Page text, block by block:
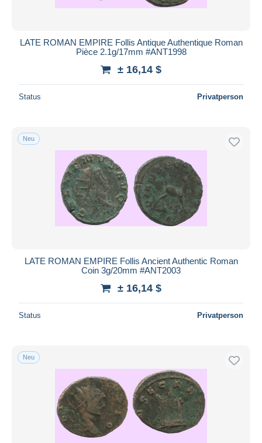
LATE ROMAN EMPIRE Follis Antique Authentique Roman
Pièce 2.1g/17mm #ANT1998
± 16,14 $
Status Privatperson
Neu
LATE ROMAN EMPIRE Follis Ancient Authentic Roman
Coin 3g/20mm #ANT2003
± 16,14 $
Status Privatperson
Neu